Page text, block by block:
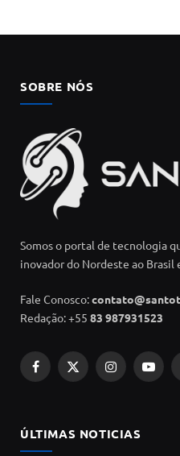
SOBRE NÓS
Somos o portal de tecnologia
inovador do Nordeste ao Brasil
Fale Conosco:
Redação: +55 83 987931523
Facebook
X
Instagram
ÚLTIMAS NOTICIAS